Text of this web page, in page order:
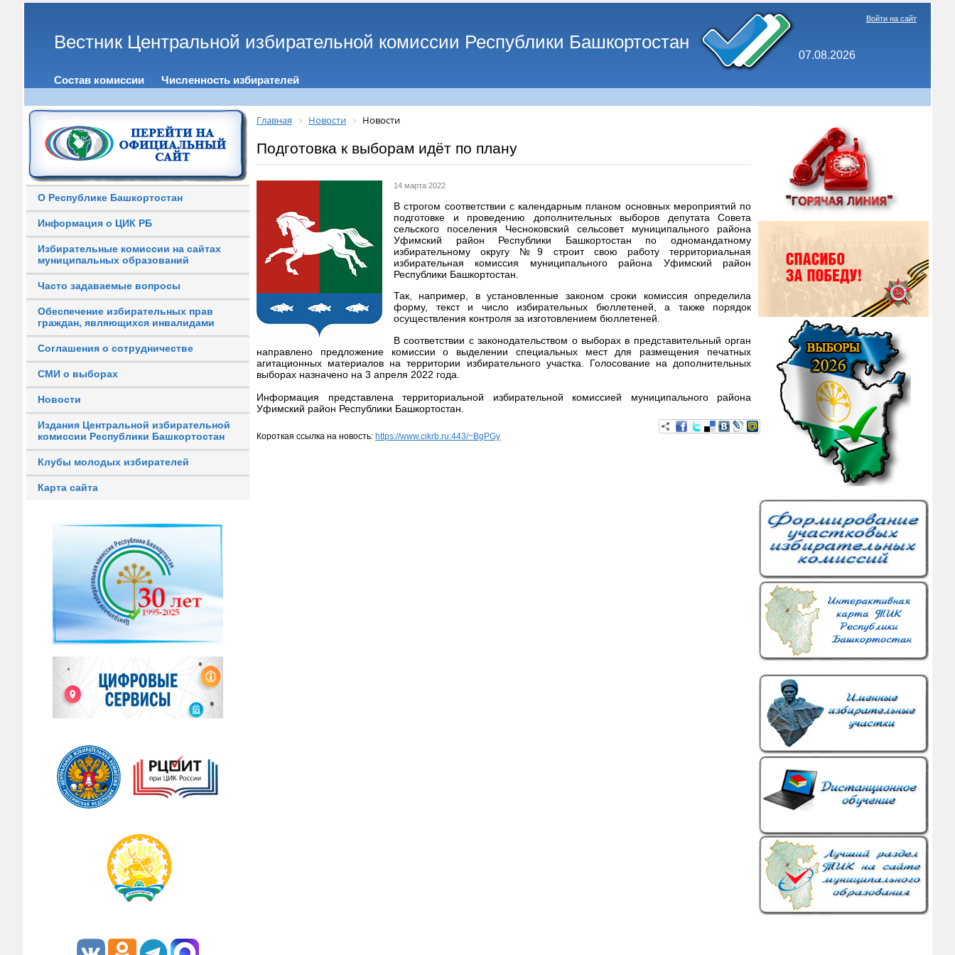
Вестник Центральной избирательной комиссии Республики Башкортостан
07.08.2026
Войти на сайт
Состав комиссии Численность избирателей
О Республике Башкортостан
Информация о ЦИК РБ
Избирательные комиссии на сайтах
муниципальных образований
Часто задаваемые вопросы
Обеспечение избирательных прав
граждан, являющихся инвалидами
Соглашения о сотрудничестве
СМИ о выборах
Новости
Издания Центральной избирательной
комиссии Республики Башкортостан
Клубы молодых избирателей
Карта сайта
Главная Новости Новости
Подготовка к выборам идёт по плану
14 марта 2022
В строгом соответствии с календарным планом основных мероприятий по
подготовке и проведению дополнительных выборов депутата Совета
сельского поселения Чесноковский сельсовет муниципального района
Уфимский район Республики Башкортостан по одномандатному
избирательному округу №9 строит свою работу территориальная
избирательная комиссия муниципального района Уфимский район
Республики Башкортостан.
Так, например, в установленные законом сроки комиссия определила
форму, текст и число избирательных бюллетеней, а также порядок
осуществления контроля за изготовлением бюллетеней.
В соответствии с законодательством о выборах в представительный орган
направлено предложение комиссии о выделении специальных мест для размещения печатных
агитационных материалов на территории избирательного участка. Голосование на дополнительных
выборах назначено на 3 апреля 2022 года.
Информация представлена территориальной избирательной комиссией муниципального района
Уфимский район Республики Башкортостан.
Короткая ссылка на новость: https://www.cikrb.ru:443/~BgPGy